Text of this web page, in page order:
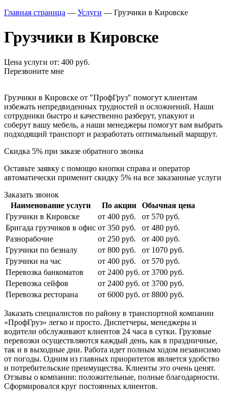
Главная страница — Услуги — Грузчики в Кировске
Грузчики в Кировске
Цена услуги от: 400 руб.
Перезвоните мне
Грузчики в Кировске от "ПрофГруз" помогут клиентам
избежать непредвиденных трудностей и осложнений. Наши
сотрудники быстро и качественно разберут, упакуют и
соберут вашу мебель, а наши менеджеры помогут вам выбрать
подходящий транспорт и разработать оптимальный маршрут.
Скидка 5% при заказе обратного звонка
Оставьте заявку с помощю кнопки справа и оператор
автоматически применит скидку 5% на все заказанные услуги
Заказать звонок
Наименование услуги
По акции
Обычная цена
Грузчики в Кировске
от 400 руб.
от 570 руб.
Бригада грузчиков в офис от 350 руб.
от 480 руб.
Разнорабочие
от 250 руб.
от 400 руб.
Грузчики по безналу
от 800 руб.
от 1070 руб.
Грузчики на час
от 400 руб.
от 570 руб.
Перевозка банкоматов
от 2400 руб. от 3700 руб.
Перевозка сейфов
от 2400 руб. от 3700 руб.
Перевозка ресторана
от 6000 руб. от 8800 руб.
Заказать специалистов по району в транспортной компании
«ПрофГруз» легко и просто. Диспетчеры, менеджеры и
водители обслуживают клиентов 24 часа в сутки. Грузовые
перевозки осуществляются каждый день, как в праздничные,
так и в выходные дни. Работа идет полным ходом независимо
от погоды. Одним из главных приоритетов является удобство
и потребительские преимущества. Клиенты это очень ценят.
Отзывы о компании: положительные, полные благодарности.
Сформировался круг постоянных клиентов.